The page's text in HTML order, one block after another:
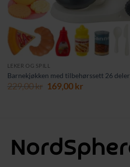
LEKER OG SPILL
Barnekjøkken med tilbehørssett 26 deler
229,00kr Opprinnelig
169,00krNåværende